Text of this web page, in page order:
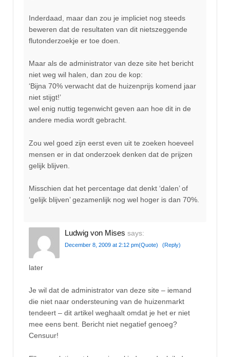
Inderdaad, maar dan zou je impliciet nog steeds
beweren dat de resultaten van dit nietszeggende
flutonderzoekje er toe doen.
Maar als de administrator van deze site het bericht
niet weg wil halen, dan zou de kop:
‘Bijna 70% verwacht dat de huizenprijs komend jaar
niet stijgt!’
wel enig nuttig tegenwicht geven aan hoe dit in de
andere media wordt gebracht.
Zou wel goed zijn eerst even uit te zoeken hoeveel
mensen er in dat onderzoek denken dat de prijzen
gelijk blijven.
Misschien dat het percentage dat denkt ‘dalen’ of
‘gelijk blijven’ gezamenlijk nog wel hoger is dan 70%.
Ludwig von Mises says:
December 8, 2009 at 2:12 pm(Quote) (Reply)
later
Je wil dat de administrator van deze site – iemand
die niet naar ondersteuning van de huizenmarkt
tendeert – dit artikel weghaalt omdat je het er niet
mee eens bent. Bericht niet negatief genoeg?
Censuur!